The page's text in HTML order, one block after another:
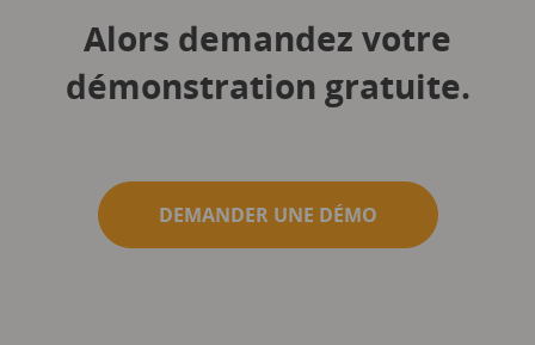
Alors demandez votre
démonstration gratuite.
DEMANDER UNE DÉMO